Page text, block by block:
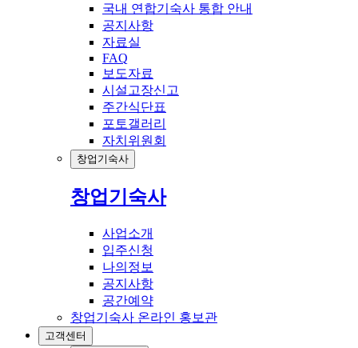
국내 연합기숙사 통합 안내
공지사항
자료실
FAQ
보도자료
시설고장신고
주간식단표
포토갤러리
자치위원회
창업기숙사
창업기숙사
사업소개
입주신청
나의정보
공지사항
공간예약
창업기숙사 온라인 홍보관
고객센터